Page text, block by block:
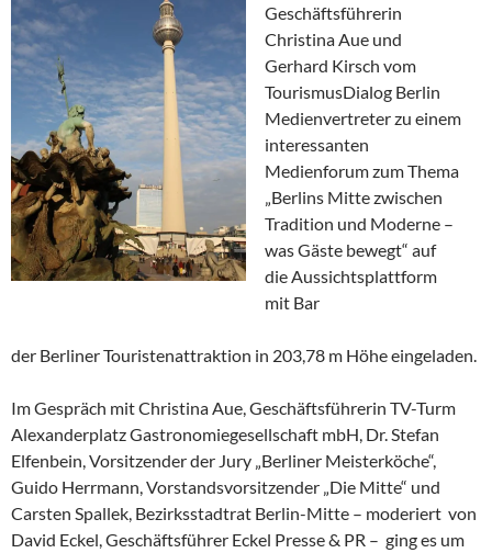
Geschäftsführerin
Christina Aue und
Gerhard Kirsch vom
TourismusDialog Berlin
Medienvertreter zu einem
interessanten
Medienforum zum Thema
„Berlins Mitte zwischen
Tradition und Moderne –
was Gäste bewegt“ auf
die Aussichtsplattform
mit Bar
der Berliner Touristenattraktion in 203,78 m Höhe eingeladen.
Im Gespräch mit Christina Aue, Geschäftsführerin TV-Turm
Alexanderplatz Gastronomiegesellschaft mbH, Dr. Stefan
Elfenbein, Vorsitzender der Jury „Berliner Meisterköche“,
Guido Herrmann, Vorstandsvorsitzender „Die Mitte“ und
Carsten Spallek, Bezirksstadtrat Berlin-Mitte – moderiert von
David Eckel, Geschäftsführer Eckel Presse & PR – ging es um